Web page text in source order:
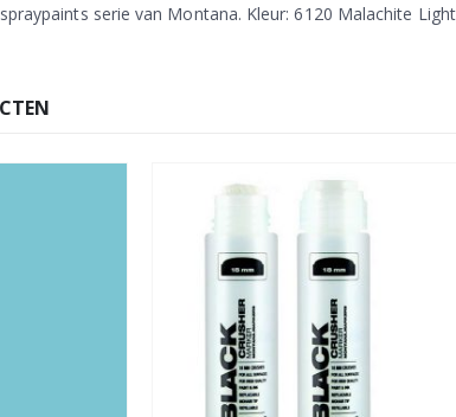
serie van Montana. Kleur: 6120 Malachite